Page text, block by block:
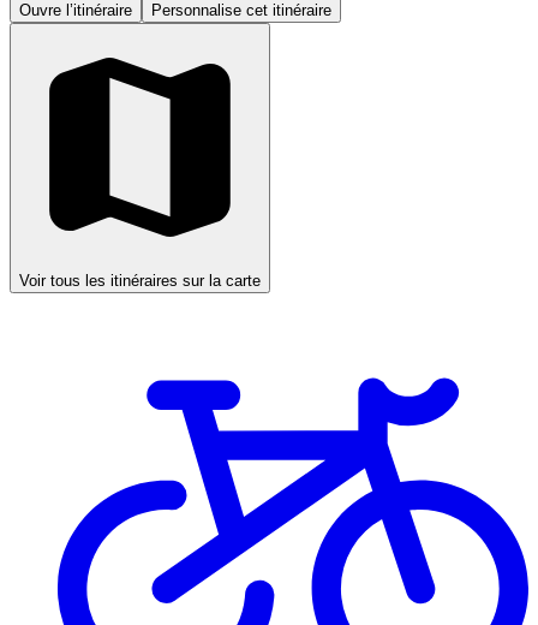
Ouvre l’itinéraire Personnalise cet itinéraire
Voir tous les itinéraires sur la carte